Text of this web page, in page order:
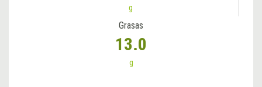
g
Grasas
13.0
g